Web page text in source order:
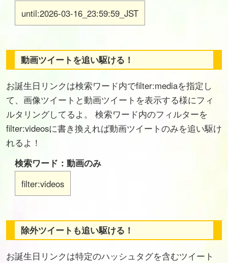
until:2026-03-16_23:59:59_JST
動画ツイートを追い駆ける！
お誕生日リンクは検索ワード内でfilter:mediaを指定し
て、画像ツイートと動画ツイートを表示する様にフィ
ルタリングしてるよ。 検索ワード内のフィルターを
filter:videosに書き換えれば動画ツイートのみを追い駆け
れるよ！
検索ワード：動画のみ
filter:videos
除外ツイートも追い駆ける！
お誕生日リンクは特定のハッシュタグを含むツイート